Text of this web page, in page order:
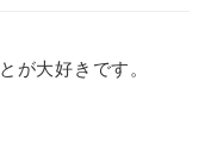
が大好きです。